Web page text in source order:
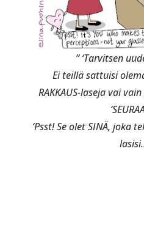
” ‘Tarvitsen
Ei teillä sattuisi
RAKKAUS-laseja vai
‘Psst! Se olet SINÄ, joka